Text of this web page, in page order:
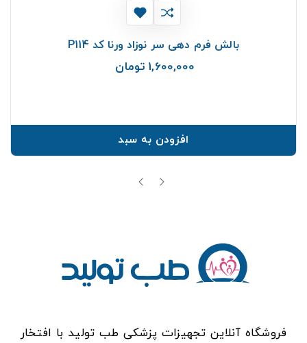
بالش فرم دهی سر نوزاد ورنا کد P114
1,600,000 تومان
افزودن به سبد
فروشگاه آنلاین تجهیزات پزشکی طب تولید با افتخار